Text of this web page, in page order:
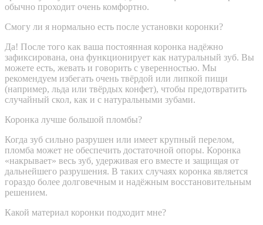
обычно проходит очень комфортно.
Смогу ли я нормально есть после установки коронки?
Да! После того как ваша постоянная коронка надёжно
зафиксирована, она функционирует как натуральный зуб. Вы
можете есть, жевать и говорить с уверенностью. Мы
рекомендуем избегать очень твёрдой или липкой пищи
(например, льда или твёрдых конфет), чтобы предотвратить
случайный скол, как и с натуральными зубами.
Коронка лучше большой пломбы?
Когда зуб сильно разрушен или имеет крупный перелом,
пломба может не обеспечить достаточной опоры. Коронка
«накрывает» весь зуб, удерживая его вместе и защищая от
дальнейшего разрушения. В таких случаях коронка является
гораздо более долговечным и надёжным восстановительным
решением.
Какой материал коронки подходит мне?